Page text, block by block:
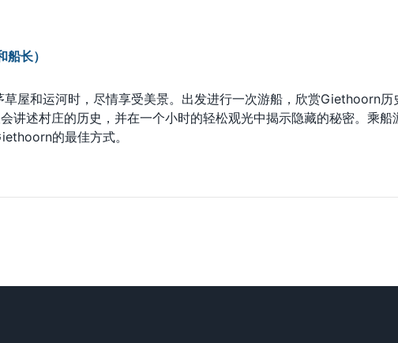
长）
屋和运河时，尽情享受美景。出发进行一次游船，欣赏Giethoorn历
讲述村庄的历史，并在一个小时的轻松观光中揭示隐藏的秘密。乘船
的最佳方式。